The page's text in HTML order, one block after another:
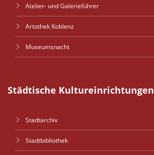
Atelier- und Galerieführer
Artothek Koblenz
Museumsnacht
Städtische Kultureinrichtungen
Stadtarchiv
Stadtbibliothek